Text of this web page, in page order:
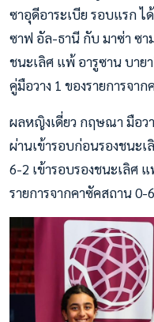
ซาอุดีอาระเบีย รอบแรก ไ
ซาฟ อัล-ธานี กับ มาซ่า ซา
ชนะเลิศ แพ้ อารูซาน บาย
คู่มือวาง 1 ของรายการจา
ผลหญิงเดี่ยว กฤษณา มือว
ผ่านเข้ารอบก่อนรองชนะเ
6-2 เข้ารอบรองชนะเลิศ
รายการจากคาซัคสถาน 0-